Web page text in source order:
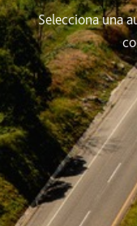
Selecciona una